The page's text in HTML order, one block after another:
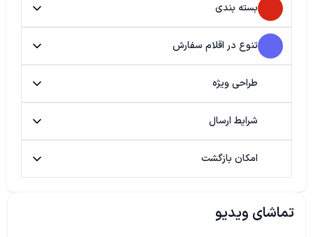
بسته بندی
تنوع در اقلام سفارش
طراحی ویژه
شرایط ارسال
امکان بازگشت
تماشای ویدیو